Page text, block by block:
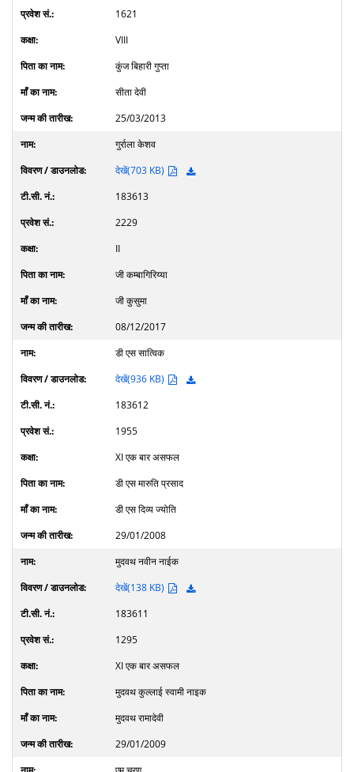
1621
VIII
कुंज बिहारी गुप्ता
सीता देवी
25/03/2013
गुर्राला केशव
देखें(703 KB)
183613
2229
II
जी कम्बागिरिय्या
जी कुसुमा
08/12/2017
डी एस सात्विक
देखें(936 KB)
183612
1955
XI एक बार असफल
डी एस मारुति प्रसाद
डी एस दिव्य ज्योति
29/01/2008
मुदवथ नवीन नाईक
देखें(138 KB)
183611
1295
XI एक बार असफल
मुदवथ कुल्लाई स्वामी नाइक
मुदवथ रामादेवी
29/01/2009